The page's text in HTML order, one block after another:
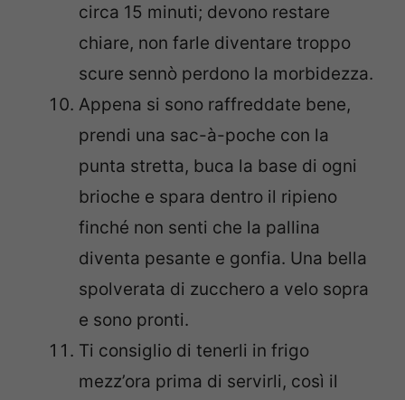
circa 15 minuti; devono restare
chiare, non farle diventare troppo
scure sennò perdono la morbidezza.
Appena si sono raffreddate bene,
prendi una sac-à-poche con la
punta stretta, buca la base di ogni
brioche e spara dentro il ripieno
finché non senti che la pallina
diventa pesante e gonfia. Una bella
spolverata di zucchero a velo sopra
e sono pronti.
Ti consiglio di tenerli in frigo
mezz’ora prima di servirli, così il